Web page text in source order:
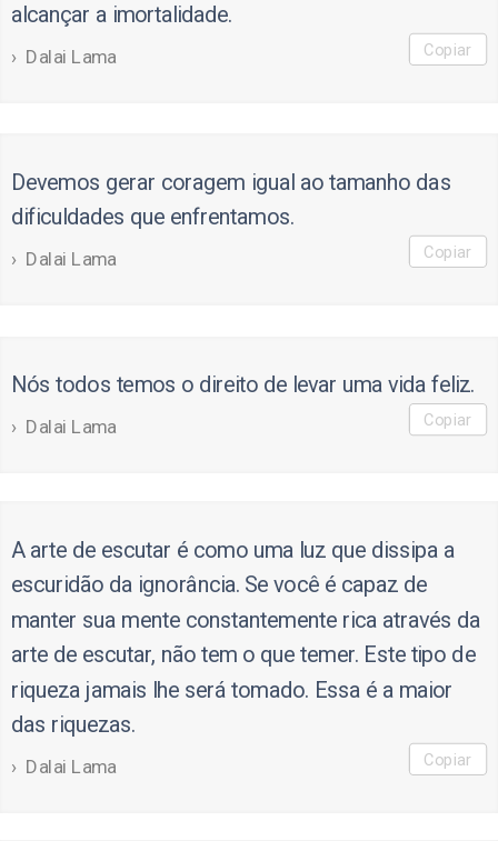
alcançar a imortalidade.
Dalai Lama Copiar
Devemos gerar coragem igual ao tamanho das
dificuldades que enfrentamos.
Dalai Lama Copiar
Nós todos temos o direito de levar uma vida feliz.
Dalai Lama Copiar
A arte de escutar é como uma luz que dissipa a
escuridão da ignorância. Se você é capaz de
manter sua mente constantemente rica através da
arte de escutar, não tem o que temer. Este tipo de
riqueza jamais lhe será tomado. Essa é a maior
das riquezas.
Dalai Lama Copiar